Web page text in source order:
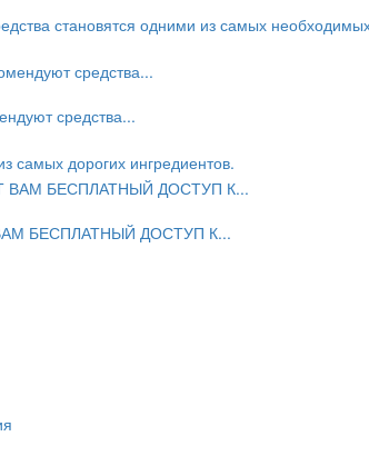
становятся одними из самых
средства...
самых дорогих ингредиентов.
БЕСПЛАТНЫЙ ДОСТУП К...